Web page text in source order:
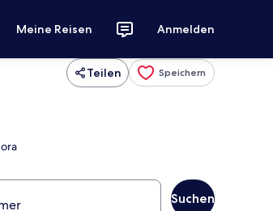
Meine Reisen Anmelden
Teilen Speichern
Suchen